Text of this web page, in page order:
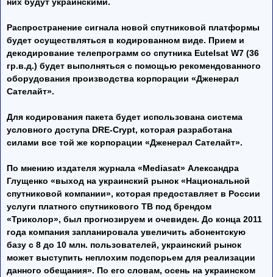
Распространение сигнала новой спутниковой платформы
будет осуществляться в кодированном виде. Прием и
декодирование телепрограмм со спутника Eutelsat W7 (36
гр.в.д.) будет выполняться с помощью рекомендованного
оборудования производства корпорации «Дженерал
Сателайт».
Для кодирования пакета будет использована система
условного доступа DRE-Crypt, которая разработана
силами все той же корпорации «Дженерал Сателайт».
По мнению издателя журнала «Mediasat» Александра
Глущенко «выход на украинский рынок «Национальной
спутниковой компании», которая предоставляет в России
услуги платного спутникового ТВ под брендом
«Триколор», был прогнозируем и очевиден. До конца 2011
года компания запланировала увеличить абонентскую
базу с 8 до 10 млн. пользователей, украинский рынок
может выступить неплохим подспорьем для реализации
данного обещания». По его словам, осень на украинском